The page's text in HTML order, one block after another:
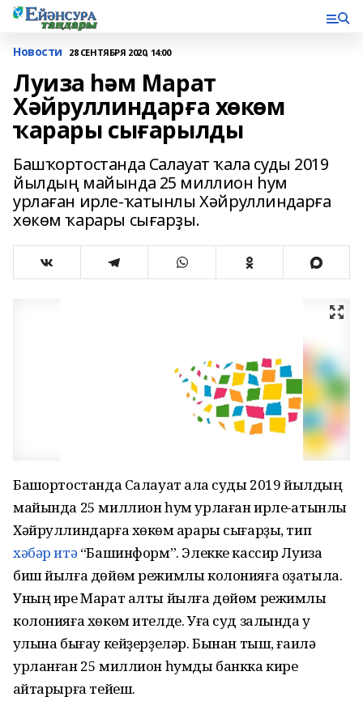
Новости 28 СЕНТЯБРЯ 2020, 14:00
Луиза һәм Марат
Хәйруллиндарға хөкөм
ҡарары сығарылды
Башҡортостанда Салауат ҡала суды 2019
йылдың майында 25 миллион һум
урлаған ирле-ҡатынлы Хәйруллиндарға
хөкөм ҡарары сығарҙы.
Башҡортостанда Салауат ҡала суды 2019 йылдың
майында 25 миллион һум урлаған ирле-ҡатынлы
Хәйруллиндарға хөкөм ҡарары сығарҙы, тип
хәбәр итә“Башинформ”. Элекке кассир Луиза
биш йылға дөйөм режимлы колонияға оҙатыла.
Уның ире Марат алты йылға дөйөм режимлы
колонияға хөкөм ителде. Уға суд залында уҡ
ҡулына бығау кейҙерҙеләр. Бынан тыш, ғаилә
урланған 25 миллион һумды банкка кире
ҡайтарырға тейеш.